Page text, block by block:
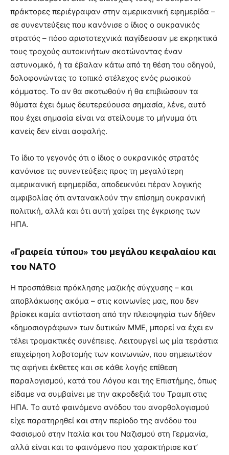
πράκτορες περιέγραψαν στην αμερικανική εφημερίδα –
σε συνεντεύξεις που κανόνισε ο ίδιος ο ουκρανικός
στρατός – πόσο αριστοτεχνικά παγίδευσαν με εκρηκτικά
τους τροχούς αυτοκινήτων σκοτώνοντας έναν
αστυνομικό, ή τα έβαλαν κάτω από τη θέση του οδηγού,
δολοφονώντας το τοπικό στέλεχος ενός ρωσικού
κόμματος. Το αν θα σκοτωθούν ή θα επιβιώσουν τα
θύματα έχει όμως δευτερεύουσα σημασία, λένε, αυτό
που έχει σημασία είναι να στείλουμε το μήνυμα ότι
κανείς δεν είναι ασφαλής.
Το ίδιο το γεγονός ότι ο ίδιος ο ουκρανικός στρατός
κανόνισε τις συνεντεύξεις προς τη μεγαλύτερη
αμερικανική εφημερίδα, αποδεικνύει πέραν λογικής
αμφιβολίας ότι αντανακλούν την επίσημη ουκρανική
πολιτική, αλλά και ότι αυτή χαίρει της έγκρισης των
ΗΠΑ.
«Γραφεία τύπου» του μεγάλου κεφαλαίου και
του ΝΑΤΟ
Η προσπάθεια πρόκλησης μαζικής σύγχυσης – και
αποβλάκωσης ακόμα – στις κοινωνίες μας, που δεν
βρίσκει καμία αντίσταση από την πλειοψηφία των δήθεν
«δημοσιογράφων» των δυτικών ΜΜΕ, μπορεί να έχει εν
τέλει τρομακτικές συνέπειες. Λειτουργεί ως μία τεράστια
επιχείρηση λοβοτομής των κοινωνιών, που σημειωτέον
τις αφήνει έκθετες και σε κάθε λογής επίθεση
παραλογισμού, κατά του Λόγου και της Επιστήμης, όπως
είδαμε να συμβαίνει με την ακροδεξιά του Τραμπ στις
ΗΠΑ. Το αυτό φαινόμενο ανόδου του ανορθολογισμού
είχε παρατηρηθεί και στην περίοδο της ανόδου του
Φασισμού στην Ιταλία και του Ναζισμού στη Γερμανία,
αλλά είναι και το φαινόμενο που χαρακτήρισε κατ’